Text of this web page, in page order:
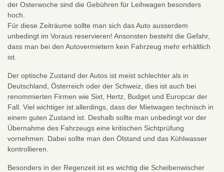
der Osterwoche sind die Gebühren für Leihwagen besonders
hoch.
Für diese Zeiträume sollte man sich das Auto ausserdem
unbedingt im Voraus reservieren! Ansonsten besteht die Gefahr,
dass man bei den Autovermietern kein Fahrzeug mehr erhältlich
ist.
Der optische Zustand der Autos ist meist schlechter als in
Deutschland, Österreich oder der Schweiz, dies ist auch bei
renommierten Firmen wie Sixt, Hertz, Budget und Europcar der
Fall. Viel wichtiger ist allerdings, dass der Mietwagen technisch in
einem guten Zustand ist. Deshalb sollte man unbedingt vor der
Übernahme des Fahrzeugs eine kritischen Sichtprüfung
vornehmen. Dabei sollte man den Ölstand und das Kühlwasser
kontrollieren.
Besonders in der Regenzeit ist es wichtig die Scheibenwischer